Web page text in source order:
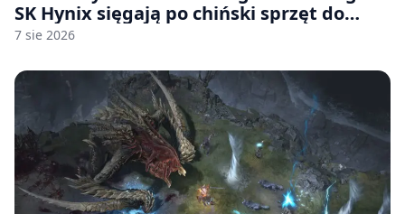
SK Hynix sięgają po chiński sprzęt do
fabryk chipów
7 sie 2026